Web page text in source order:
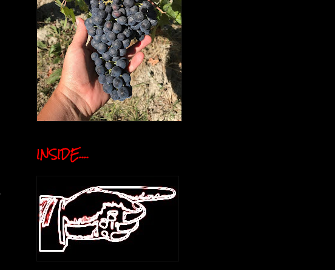
INSIDE....